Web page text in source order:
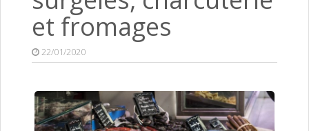
et fromages
22/01/2020